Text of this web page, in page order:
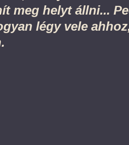
meg helyt állni...
légy vele